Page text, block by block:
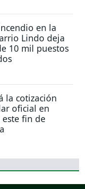
en la
Lindo deja
10 mil puestos
la cotización
oficial en
fin de